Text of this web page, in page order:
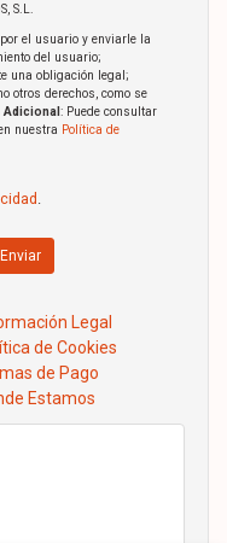
S.L.
el usuario y enviarle la
del usuario;
una obligación legal;
otros derechos, como se
Adicional : Puede consultar
nuestra Política de
Enviar
Legal
de Cookies
de Pago
Estamos